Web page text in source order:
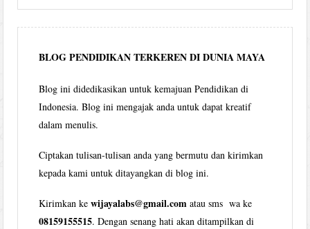
per
bulan
BLOG PENDIDIKAN TERKEREN DI DUNIA MAYA
Blog ini didedikasikan untuk kemajuan Pendidikan di
Indonesia. Blog ini mengajak anda untuk dapat kreatif
dalam menulis.
Ciptakan tulisan-tulisan anda yang bermutu dan kirimkan
kepada kami untuk ditayangkan di blog ini.
Kirimkan kewijayalabs@gmail.com atau sms wa ke
08159155515. Dengan senang hati akan ditampilkan di